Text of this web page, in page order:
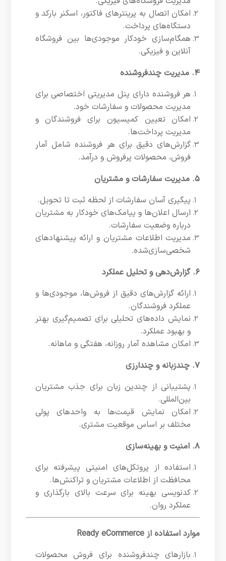
امکان اتصال به پرینترهای فاکتور، اسکنر بارکد و
دستگاه‌های پرداخت.
همگام‌سازی خودکار موجودی‌ها بین فروشگاه
آنلاین و فیزیکی.
۴. مدیریت چندفروشنده
هر فروشنده دارای پنل مدیریتی اختصاصی برای
مدیریت محصولات و سفارشات خود.
امکان تعیین کمیسیون برای فروشندگان و
مدیریت پرداخت‌ها.
گزارش‌های دقیق برای هر فروشنده شامل آمار
فروش، محصولات پرفروش و درآمد.
۵. مدیریت سفارشات و مشتریان
پیگیری آسان سفارشات از لحظه ثبت تا تحویل.
ارسال اعلان‌ها و پیامک‌های خودکار به مشتریان
درباره وضعیت سفارشات.
مدیریت اطلاعات مشتریان و ارائه پیشنهادهای
شخصی‌سازی‌شده.
۶. گزارش‌دهی و تحلیل عملکرد
ارائه گزارش‌های دقیق از فروش‌ها، موجودی‌ها و
عملکرد فروشندگان.
نمایش داده‌های تحلیلی برای تصمیم‌گیری بهتر
و بهبود عملکرد.
امکان مشاهده آمار روزانه، هفتگی و ماهانه.
۷. چندزبانه و چندارزی
پشتیبانی از چندین زبان برای جذب مشتریان
بین‌المللی.
امکان نمایش قیمت‌ها به واحدهای پولی
مختلف بر اساس موقعیت مشتری.
۸. امنیت و بهینه‌سازی
استفاده از پروتکل‌های امنیتی پیشرفته برای
محافظت از اطلاعات مشتریان و تراکنش‌ها.
کدنویسی بهینه برای سرعت بالای بارگذاری و
عملکرد روان.
موارد استفاده از Ready eCommerce
بازارهای چندفروشنده برای فروش محصولات